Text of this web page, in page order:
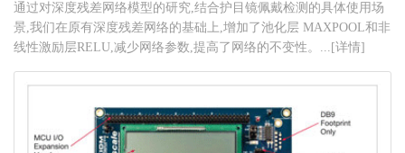
通过对深度残差网络模型的研究,结合护目镜佩戴检测的具体使用场
景,我们在原有深度残差网络的基础上,增加了池化层 MAXPOOL和非
线性激励层RELU,减少网络参数,提高了网络的不变性。...[详情]